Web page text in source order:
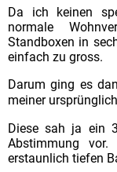
WHy 3.03 - 3
WHy Detail-
Sub-Woofer
Doppel-Sub
Design-Sub
Unterstell-Sub
offene Projekte
Da ich keinen
normale
Standboxen in
einfach zu gross.
Darum ging es
meiner
Diese sah ja ein
Abstimmung
erstaunlich tiefen